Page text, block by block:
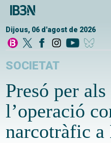
Dijous, 06 d'agost de 2026
SOCIETAT
Presó per
l’operació
narcotràfic